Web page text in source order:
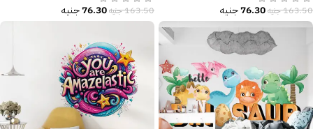
163.50جنيه76.30جنيه 163.50جنيه76.30جنيه